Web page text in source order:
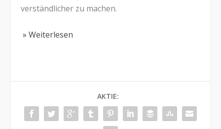
verständlicher zu machen.
» Weiterlesen
AKTIE: